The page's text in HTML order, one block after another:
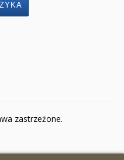
zastrzeżone.